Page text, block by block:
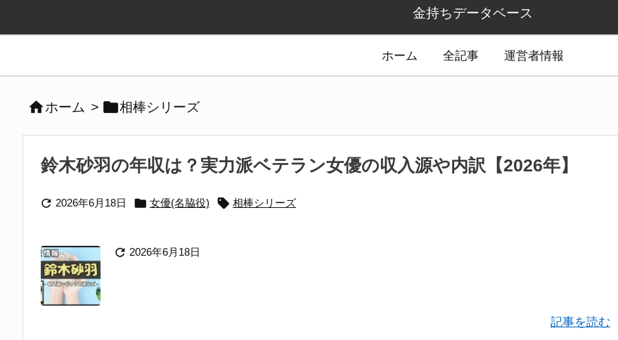
金持ちデータベース
ホーム 全記事 運営者情報
ホーム > 相棒シリーズ
鈴木砂羽の年収は？実力派ベテラン女優の収入源や内訳【2026年】
 2026年6月18日  女優(名脇役)  相棒シリーズ
 2026年6月18日
記事を読む